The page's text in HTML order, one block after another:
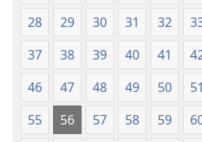
28
29 30 31 32
37
38 39 40 41
46
47 48 49 50 51
55
56 57 58 59